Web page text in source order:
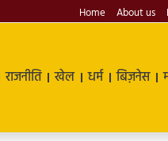
Home About us
राजनीति खेल धर्म बिज़नेस